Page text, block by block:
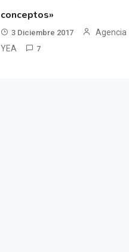
conceptos»
3 Diciembre 2017
Agencia
YEA
7